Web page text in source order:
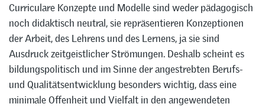
Curriculare Konzepte und Modelle sind weder pädagogisch
noch didaktisch neutral, sie repräsentieren Konzeptionen
der Arbeit, des Lehrens und des Lernens, ja sie sind
Ausdruck zeitgeistlicher Strömungen. Deshalb scheint es
bildungspolitisch und im Sinne der angestrebten Berufs-
und Qualitätsentwicklung besonders wichtig, dass eine
minimale Offenheit und Vielfalt in den angewendeten